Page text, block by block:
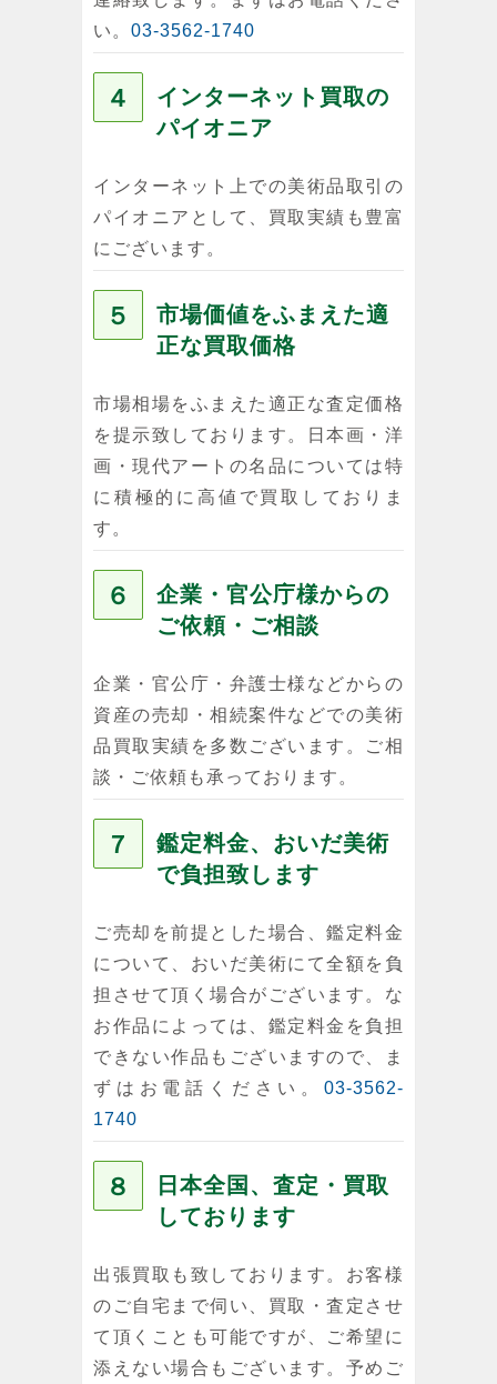
い。 03-3562-1740
４
インターネット買取の
パイオニア
インターネット上での美術品取引の
パイオニアとして、買取実績も豊富
にございます。
５
市場価値をふまえた適
正な買取価格
市場相場をふまえた適正な査定価格
を提示致しております。日本画・洋
画・現代アートの名品については特
に積極的に高値で買取しておりま
す。
６
企業・官公庁様からの
ご依頼・ご相談
企業・官公庁・弁護士様などからの
資産の売却・相続案件などでの美術
品買取実績を多数ございます。ご相
談・ご依頼も承っております。
７
鑑定料金、おいだ美術
で負担致します
ご売却を前提とした場合、鑑定料金
について、おいだ美術にて全額を負
担させて頂く場合がございます。な
お作品によっては、鑑定料金を負担
できない作品もございますので、ま
ずはお電話ください。 03-3562-
1740
８
日本全国、査定・買取
しております
出張買取も致しております。お客様
のご自宅まで伺い、買取・査定させ
て頂くことも可能ですが、ご希望に
添えない場合もございます。予めご